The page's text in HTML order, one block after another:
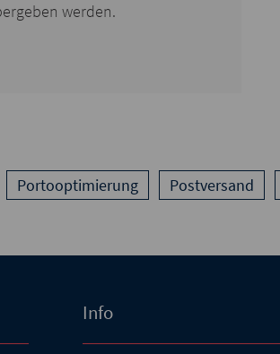
werden.
Portooptimierung Postversand
Info